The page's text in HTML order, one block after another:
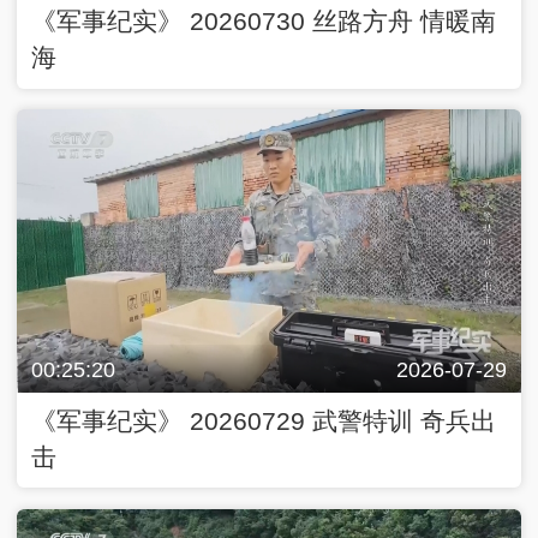
《军事纪实》 20260730 丝路方舟 情暖南
海
00:25:20 2026-07-29
《军事纪实》 20260729 武警特训 奇兵出
击